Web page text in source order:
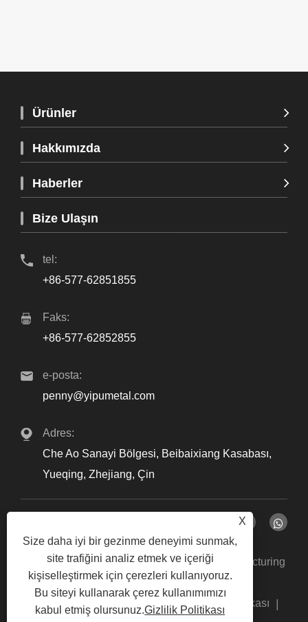
Ürünler
Hakkımızda
Haberler
Bize Ulaşın
tel:
+86-577-62851855
Faks:
+86-577-62852855
e-posta:
penny@yipumetal.com
Adres:
Che Ao Sanayi Bölgesi, Beibaixiang Kasabası,
Yueqing, Zhejiang, Çin
Telif Hakkı © 2024 Zhejiang Yipu Metal Manufacturing
Co., Ltd. Tüm Hakları Saklıdır.
Links
Sitemap RSS | XML | Gizlilik Politikası
X
Size daha iyi bir gezinme deneyimi sunmak,
site trafiğini analiz etmek ve içeriği
kişiselleştirmek için çerezleri kullanıyoruz.
Bu siteyi kullanarak çerez kullanımımızı
kabul etmiş olursunuz.Gizlilik Politikası